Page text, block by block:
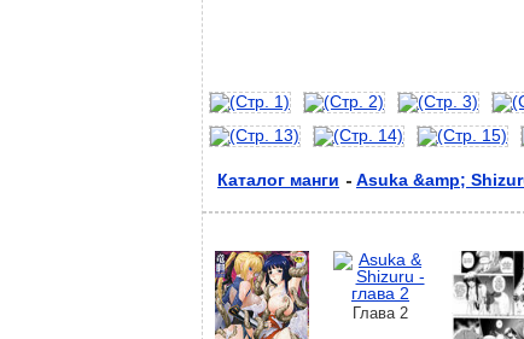
Каталог манги Asuka &amp;
Глава 2